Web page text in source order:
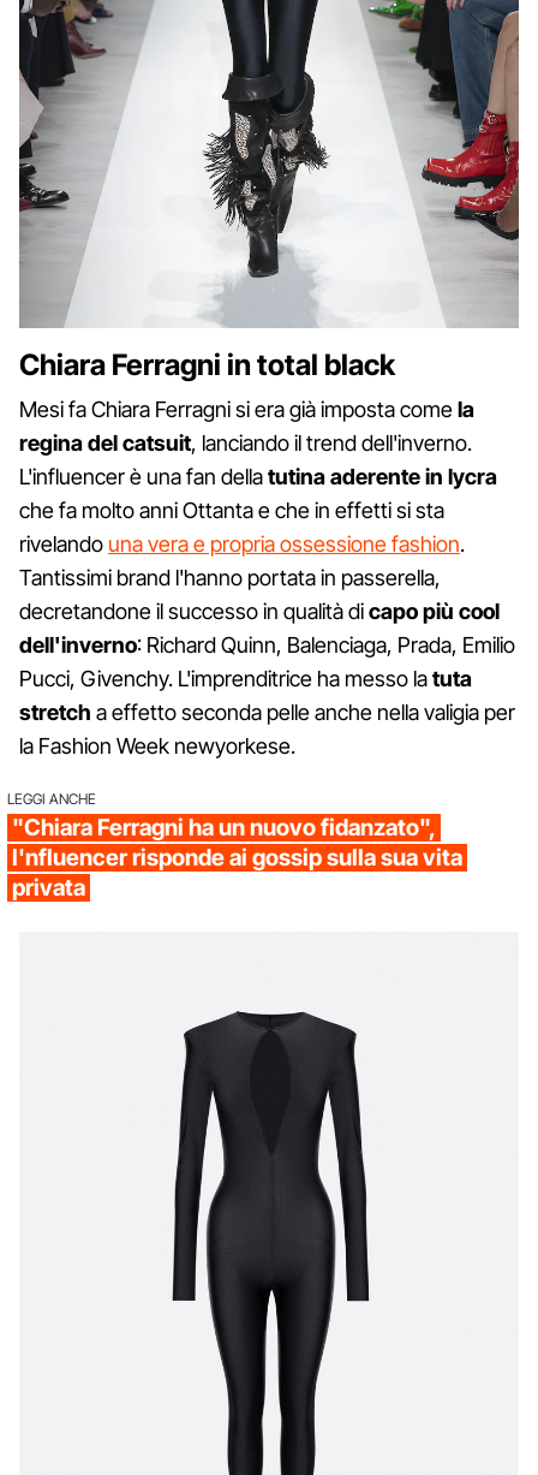
Chiara Ferragni in total black
Mesi fa Chiara Ferragni si era già imposta comela
regina del catsuit, lanciando il trend dell'inverno.
L'influencer è una fan dellatutina aderente in lycra
che fa molto anni Ottanta e che in effetti si sta
rivelando una vera e propria ossessione fashion.
Tantissimi brand l'hanno portata in passerella,
decretandone il successo in qualità dicapo più cool
dell'inverno: Richard Quinn, Balenciaga, Prada, Emilio
Pucci, Givenchy. L'imprenditrice ha messo latuta
stretch a effetto seconda pelle anche nella valigia per
la Fashion Week newyorkese.
LEGGI ANCHE
"Chiara Ferragni ha un nuovo fidanzato",
l'nfluencer risponde ai gossip sulla sua vita
privata